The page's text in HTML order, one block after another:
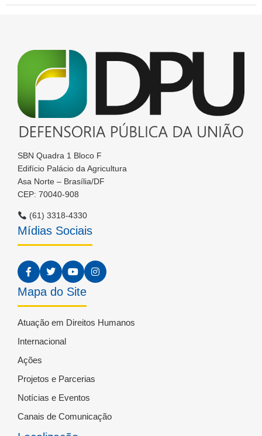
SBN Quadra 1 Bloco F
Edifício Palácio da Agricultura
Asa Norte – Brasília/DF
CEP: 70040-908
(61) 3318-4330
Mídias Sociais
Mapa do Site
Atuação em Direitos Humanos
Internacional
Ações
Projetos e Parcerias
Notícias e Eventos
Canais de Comunicação